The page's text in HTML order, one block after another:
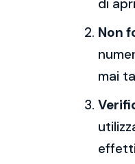
di
Non
mai